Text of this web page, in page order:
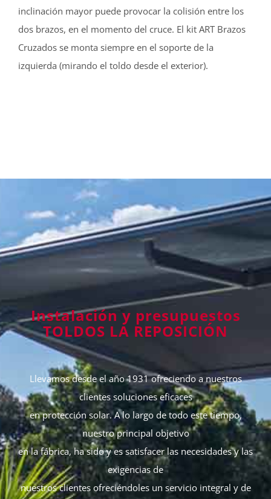
inclinación mayor puede provocar la colisión entre los
dos brazos, en el momento del cruce. El kit ART Brazos
Cruzados se monta siempre en el soporte de la
izquierda (mirando el toldo desde el exterior).
Instalación y presupuestos
TOLDOS LA REPOSICIÓN
Llevamos desde el año 1931 ofreciendo a nuestros
clientes soluciones eficaces
en protección solar. A lo largo de todo este tiempo,
nuestro principal objetivo
en la fábrica, ha sido y es satisfacer las necesidades y las
exigencias de
nuestros clientes ofreciéndoles un servicio integral y de